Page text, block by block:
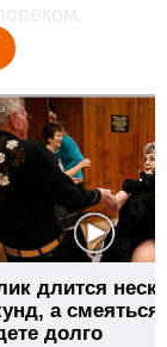
длится
а
долго